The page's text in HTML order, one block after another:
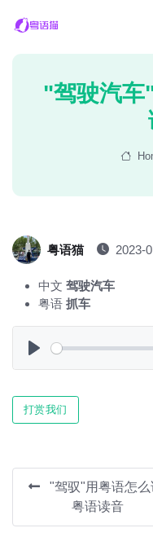
"驾驶汽车
粤语猫 2023-
中文 驾驶汽车
粤语 抓车
打赏我们
"驾驭"用粤语怎么
粤语读音